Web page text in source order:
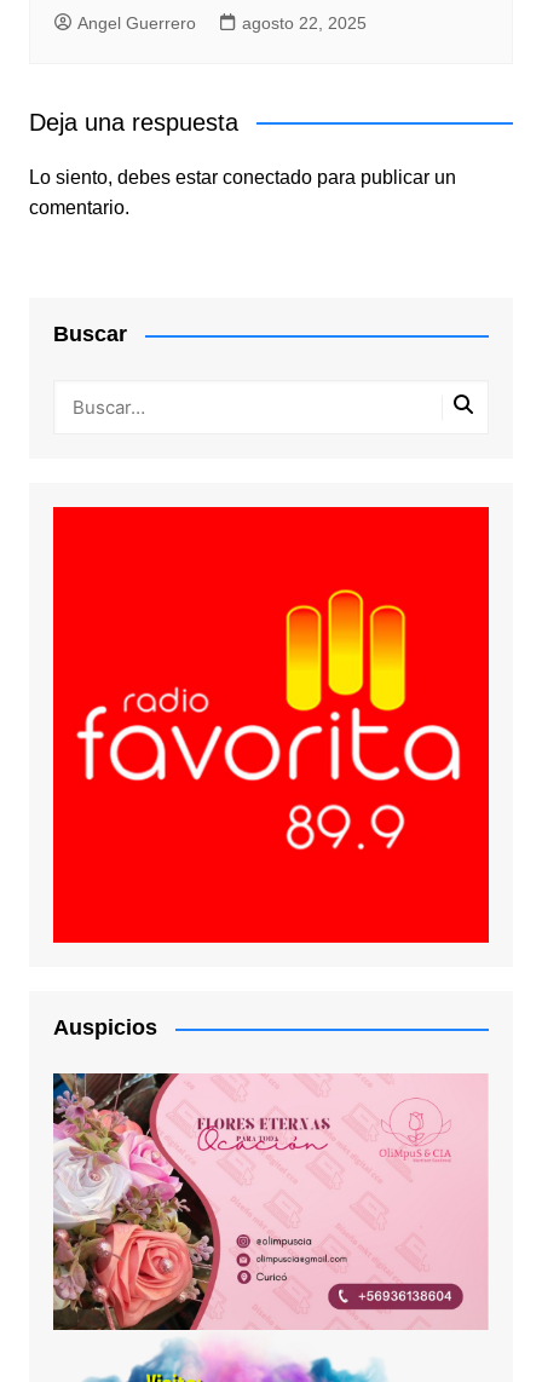
Angel Guerrero agosto 22, 2025
Deja una respuesta
Lo siento, debes estar conectadopara publicar un
comentario.
Buscar
Auspicios